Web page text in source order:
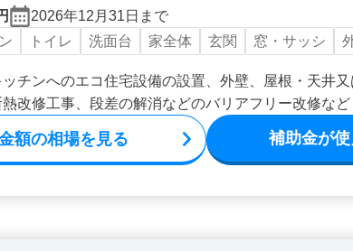
2026年12月31日まで
トイレ 洗面台 家全体 玄関 窓・サッシ
チンへのエコ住宅設備の設置、外壁、屋根・天井
改修工事、段差の解消などのバリアフリー改修など
額の相場を見る 補助金が